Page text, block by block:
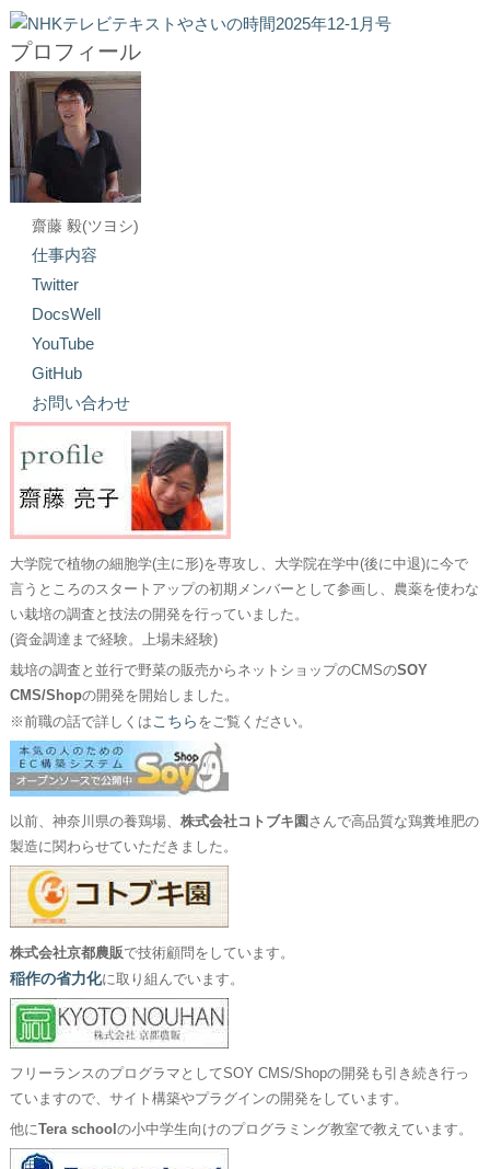
プロフィール
齋藤 毅(ツヨシ)
仕事内容
Twitter
DocsWell
YouTube
GitHub
お問い合わせ
大学院で植物の細胞学(主に形)を専攻し、大学院在学中(後に中退)に今で
言うところのスタートアップの初期メンバーとして参画し、農薬を使わな
い栽培の調査と技法の開発を行っていました。
(資金調達まで経験。上場未経験)
栽培の調査と並行で野菜の販売からネットショップのCMSのSOY
CMS/Shopの開発を開始しました。
※前職の話で詳しくは こちら をご覧ください。
以前、神奈川県の養鶏場、 株式会社コトブキ園 さんで高品質な鶏糞堆肥の
製造に関わらせていただきました。
株式会社京都農販で技術顧問をしています。
稲作の省力化に取り組んでいます。
フリーランスのプログラマとしてSOY CMS/Shopの開発も引き続き行っ
ていますので、サイト構築やプラグインの開発をしています。
他にTera school の小中学生向けのプログラミング教室で教えています。